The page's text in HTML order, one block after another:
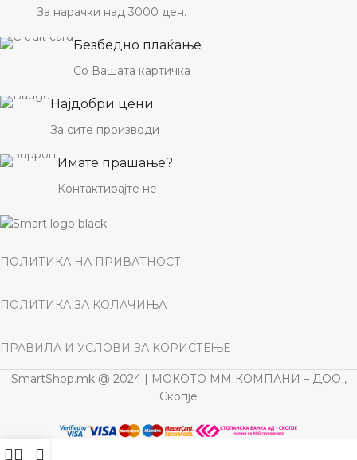
За нарачки над 3000 ден.
Безбедно плаќање
Со Вашата картичка
Најдобри цени
За сите производи
Имате прашање?
Контактирајте не
ПОЛИТИКА НА ПРИВАТНОСТ
ПОЛИТИКА ЗА КОЛАЧИЊА
ПРАВИЛА И УСЛОВИ ЗА КОРИСТЕЊЕ
SmartShop.mk @ 2024 | МОКОТО ММ КОМПАНИ – ДОО ,
Скопје